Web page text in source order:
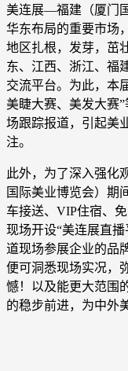
美连展—福建（厦门
华东布局的重要市场
地区扎根，发芽，茁
东、江西、浙江、福
交流平台。为此，本
美睫大赛、美发大赛
场跟踪报道，引起美
注。
此外，为了深入强化
国际美业博览会）期
车接送、VIP住宿、
现场开设“美连展直
道现场参展企业的品
便可洞悉现场实况，
憾！以及能更大范围
的稳步前进，为中外